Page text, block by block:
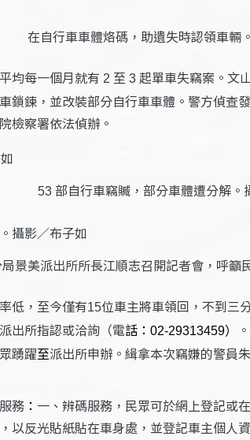
在自行車車體烙碼，助遺失時認領車輛
均每一個月就有 2 至 3 起單車失竊案。文
鎖鍊，並改裝部分自行車車體。警方偵
檢察署依法偵辦。
53 部自行車竊贓，部分車體遭分解。
景美派出所所長江順志召開記者會，呼籲
低，至今僅有15位車主將車領回，不到三
出所指認或洽詢（電話： 02-29313459）
踴躍至派出所申辦。緝拿本次竊嫌的警員
務 ： 一、辨碼服務，民眾可於網上登記或
以反光貼紙貼在車身處，並登記車主個人